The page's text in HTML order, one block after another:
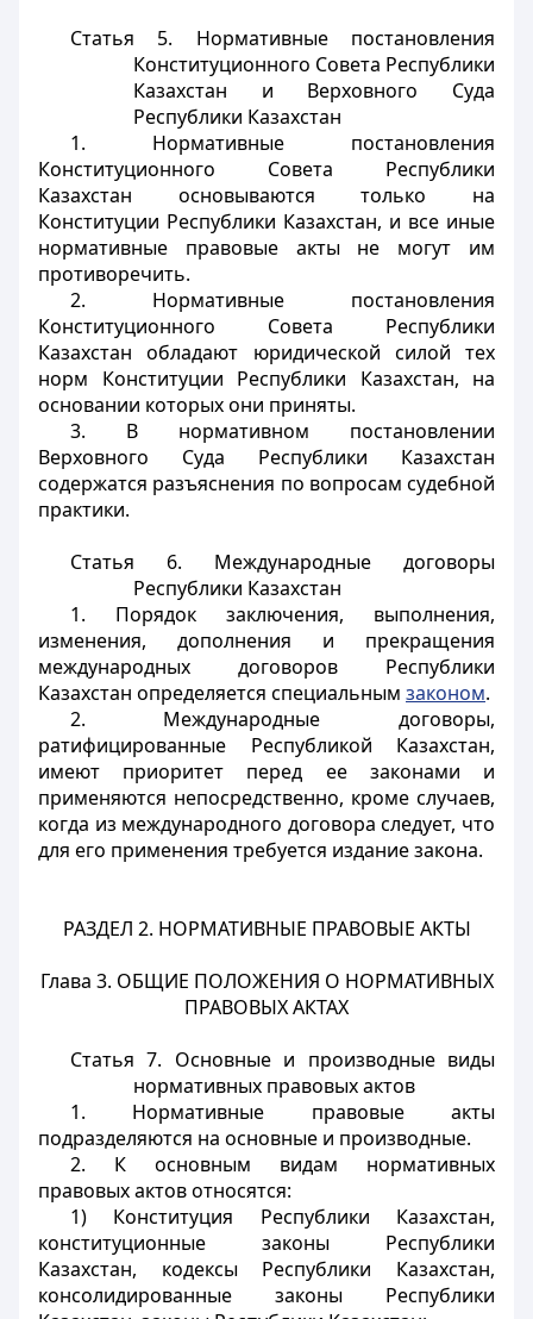
Статья 5. Нормативные постановления
Конституционного Совета Республики
Казахстан и Верховного Суда
Республики Казахстан
1. Нормативные постановления
Конституционного Совета Республики
Казахстан основываются только на
Конституции Республики Казахстан, и все иные
нормативные правовые акты не могут им
противоречить.
2. Нормативные постановления
Конституционного Совета Республики
Казахстан обладают юридической силой тех
норм Конституции Республики Казахстан, на
основании которых они приняты.
3. В нормативном постановлении
Верховного Суда Республики Казахстан
содержатся разъяснения по вопросам судебной
практики.
Статья 6. Международные договоры
Республики Казахстан
1. Порядок заключения, выполнения,
изменения, дополнения и прекращения
международных договоров Республики
Казахстан определяется специальным законом.
2. Международные договоры,
ратифицированные Республикой Казахстан,
имеют приоритет перед ее законами и
применяются непосредственно, кроме случаев,
когда из международного договора следует, что
для его применения требуется издание закона.
РАЗДЕЛ 2. НОРМАТИВНЫЕ ПРАВОВЫЕ АКТЫ
Глава 3. ОБЩИЕ ПОЛОЖЕНИЯ О НОРМАТИВНЫХ
ПРАВОВЫХ АКТАХ
Статья 7. Основные и производные виды
нормативных правовых актов
1. Нормативные правовые акты
подразделяются на основные и производные.
2. К основным видам нормативных
правовых актов относятся:
1) Конституция Республики Казахстан,
конституционные законы Республики
Казахстан, кодексы Республики Казахстан,
консолидированные законы Республики